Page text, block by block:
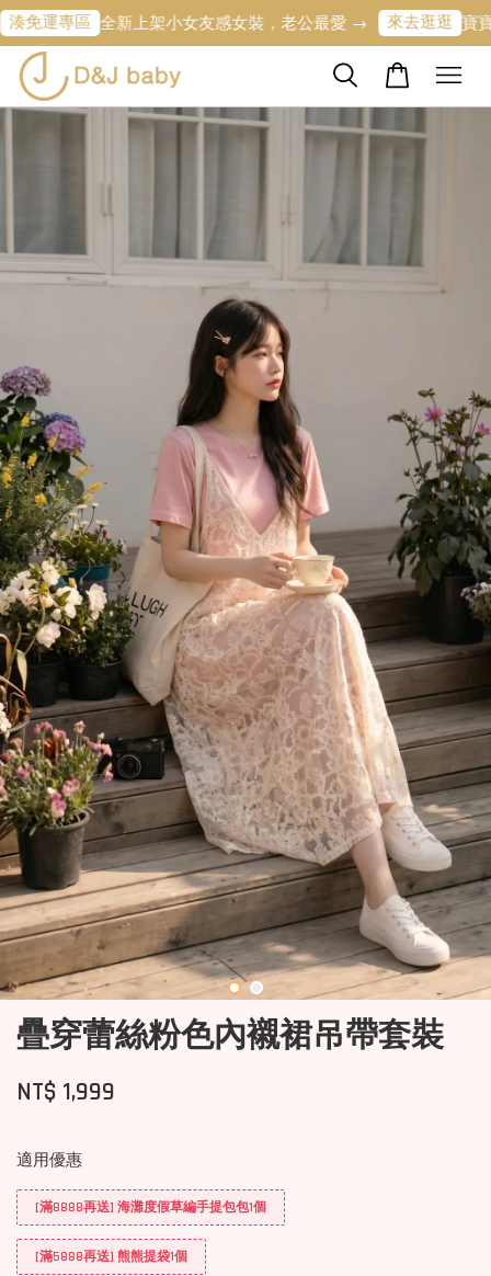
區 全新上架小女友感女裝，老公最愛 → 來去逛逛 寶寶的第一
疊穿蕾絲粉色內襯裙吊帶套裝
NT$ 1,999
適用優惠
[滿8888再送] 海灘度假草編手提包包1個
[滿5888再送] 熊熊提袋1個